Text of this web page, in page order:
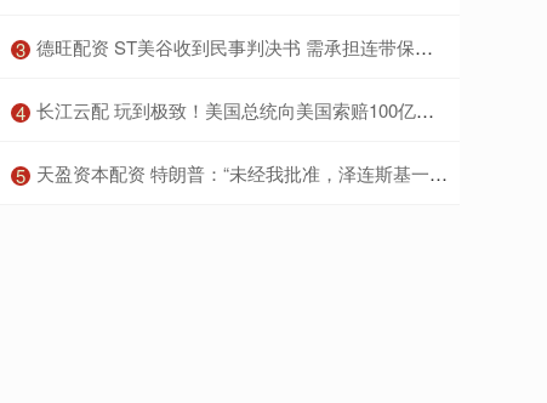
3 ​德旺配资 ST美谷收到民事判决书 需承担连带保证清偿责任并有权追偿
4 ​长江云配 玩到极致！美国总统向美国索赔100亿美元，美国财政部长表示，如果他赢了，就是所有美国人买单，历史上最荒诞的一幕
5 ​天盈资本配资 特朗普：“未经我批准，泽连斯基一无所有”